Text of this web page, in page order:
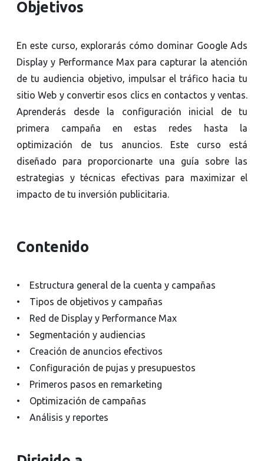
Objetivos
En este curso, explorarás cómo dominar Google Ads
Display y Performance Max para capturar la atención
de tu audiencia objetivo, impulsar el tráfico hacia tu
sitio Web y convertir esos clics en contactos y ventas.
Aprenderás desde la configuración inicial de tu
primera campaña en estas redes hasta la
optimización de tus anuncios. Este curso está
diseñado para proporcionarte una guía sobre las
estrategias y técnicas efectivas para maximizar el
impacto de tu inversión publicitaria.
Contenido
• Estructura general de la cuenta y campañas
• Tipos de objetivos y campañas
• Red de Display y Performance Max
• Segmentación y audiencias
• Creación de anuncios efectivos
• Configuración de pujas y presupuestos
• Primeros pasos en remarketing
• Optimización de campañas
• Análisis y reportes